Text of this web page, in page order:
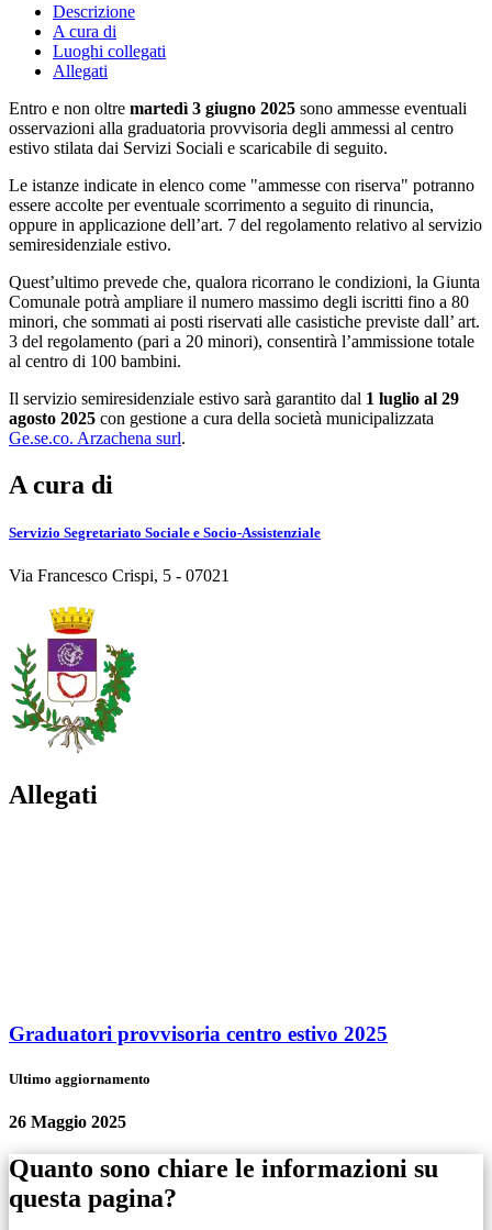
Descrizione
A cura di
Luoghi collegati
Allegati
Entro e non oltre martedì 3 giugno 2025 sono ammesse eventuali
osservazioni alla graduatoria provvisoria degli ammessi al centro
estivo stilata dai Servizi Sociali e scaricabile di seguito.
Le istanze indicate in elenco come "ammesse con riserva" potranno
essere accolte per eventuale scorrimento a seguito di rinuncia,
oppure in applicazione dell’art. 7 del regolamento relativo al servizio
semiresidenziale estivo.
Quest’ultimo prevede che, qualora ricorrano le condizioni, la Giunta
Comunale potrà ampliare il numero massimo degli iscritti fino a 80
minori, che sommati ai posti riservati alle casistiche previste dall’ art.
3 del regolamento (pari a 20 minori), consentirà l’ammissione totale
al centro di 100 bambini.
Il servizio semiresidenziale estivo sarà garantito dal 1 luglio al 29
agosto 2025 con gestione a cura della società municipalizzata
Ge.se.co. Arzachena surl.
A cura di
Servizio Segretariato Sociale e Socio-Assistenziale
Via Francesco Crispi, 5 - 07021
Allegati
Graduatori provvisoria centro estivo 2025
Ultimo aggiornamento
26 Maggio 2025
Quanto sono chiare le informazioni su
questa pagina?